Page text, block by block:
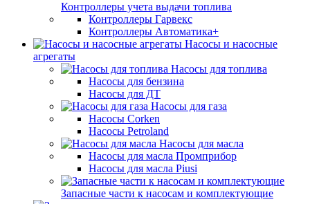
Контроллеры учета выдачи топлива
Контроллеры Гарвекс
Контроллеры Автоматика+
Насосы и насосные
агрегаты
Насосы для топлива
Насосы для бензина
Насосы для ДТ
Насосы для газа
Насосы Corken
Насосы Petroland
Насосы для масла
Насосы для масла Промприбор
Насосы для масла Piusi
Запасные части к насосам и комплектующие